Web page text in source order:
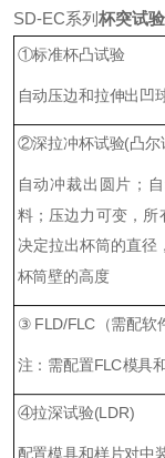
SD-EC系列 杯突试
①标准杯凸试验
自动压边和拉伸出凹
②深拉冲杯试验(凸尔
自动冲裁出圆片；
料；压边力可变，所
决定拉出杯筒的直径
杯筒壁的高度
③ FLD/FLC（需配软
注：需配置FLC模具
④拉深试验(LDR)
配置模具和样片对中